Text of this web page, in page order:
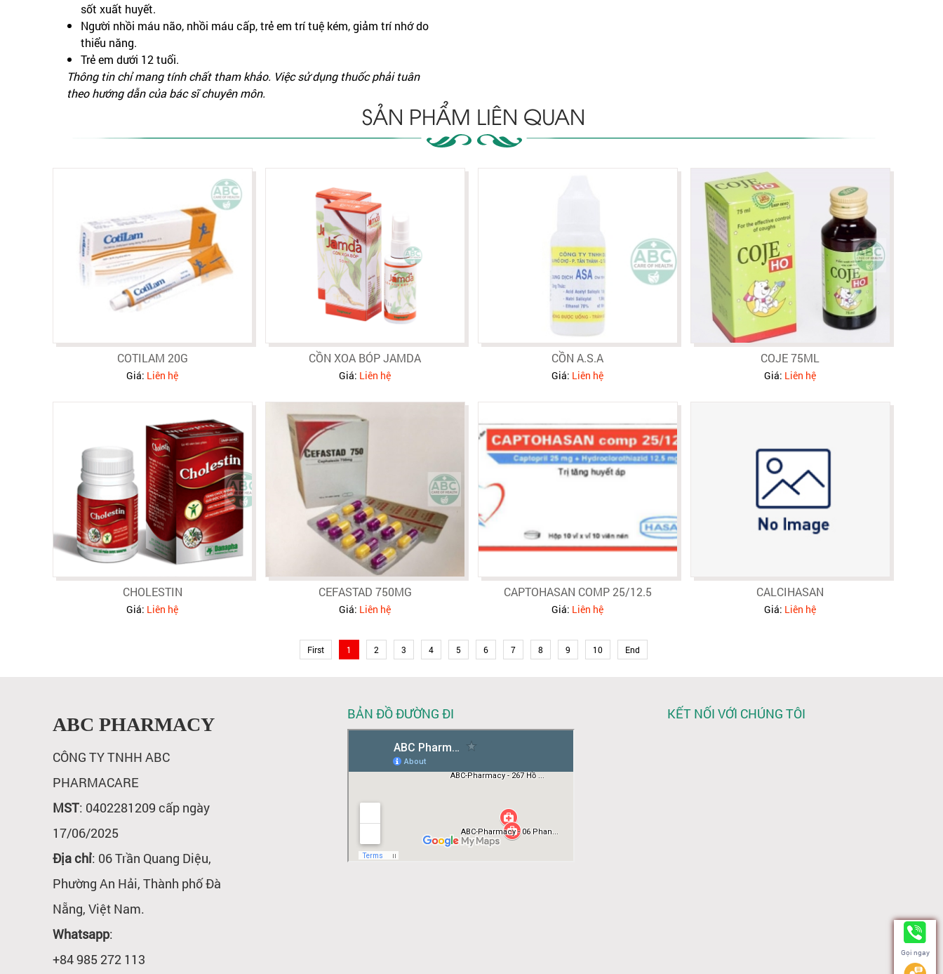
sốt xuất huyết.
Người nhồi máu não, nhồi máu cấp, trẻ em trí tuệ kém, giảm trí nhớ do
thiểu năng.
Trẻ em dưới 12 tuổi.
Thông tin chỉ mang tính chất tham khảo. Việc sử dụng thuốc phải tuân
theo hướng dẫn của bác sĩ chuyên môn.
SẢN PHẨM LIÊN QUAN
COTILAM 20G
Giá: Liên hệ
CỒN XOA BÓP JAMDA
Giá: Liên hệ
CỒN A.S.A
Giá: Liên hệ
COJE 75ML
Giá: Liên hệ
CHOLESTIN
Giá: Liên hệ
CEFASTAD 750MG
Giá: Liên hệ
CAPTOHASAN COMP 25/12.5
Giá: Liên hệ
CALCIHASAN
Giá: Liên hệ
First 1 2 3 4 5 6 7 8 9 10 End
ABC PHARMACY
CÔNG TY TNHH ABC
PHARMACARE
MST: 0402281209 cấp ngày
17/06/2025
Địa chỉ: 06 Trần Quang Diệu,
Phường An Hải, Thành phố Đà
Nẵng, Việt Nam.
Whatsapp:
+84 985 272 113
BẢN ĐỒ ĐƯỜNG ĐI KẾT NỐI VỚI CHÚNG TÔI
Gọi ngay